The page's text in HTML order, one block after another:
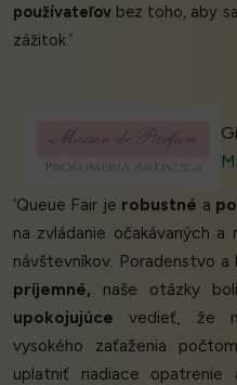
používateľov bez toho, aby
zážitok.’
‘Queue Fair je robustné a
na zvládanie očakávaných
návštevníkov. Poradenstvo a
príjemné, naše otázky
upokojujúce vedieť, že
vysokého zaťaženia
uplatniť riadiace opatrenie